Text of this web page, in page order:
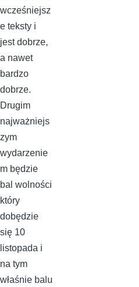
wcześniejsz
e teksty i
jest dobrze,
a nawet
bardzo
dobrze.
Drugim
najważniejs
zym
wydarzenie
m będzie
bal wolności
który
dobędzie
się 10
listopada i
na tym
właśnie balu